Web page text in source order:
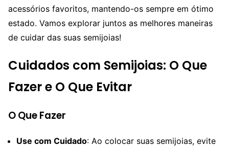
acessórios favoritos, mantendo-os sempre em ótimo
estado. Vamos explorar juntos as melhores maneiras
de cuidar das suas semijoias!
Cuidados com Semijoias: O Que
Fazer e O Que Evitar
O Que Fazer
Use com Cuidado: Ao colocar suas semijoias, evite